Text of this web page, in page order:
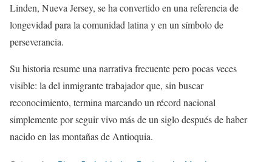
Linden, Nueva Jersey, se ha convertido en una referencia de
longevidad para la comunidad latina y en un símbolo de
perseverancia.
Su historia resume una narrativa frecuente pero pocas veces
visible: la del inmigrante trabajador que, sin buscar
reconocimiento, termina marcando un récord nacional
simplemente por seguir vivo más de un siglo después de haber
nacido en las montañas de Antioquia.